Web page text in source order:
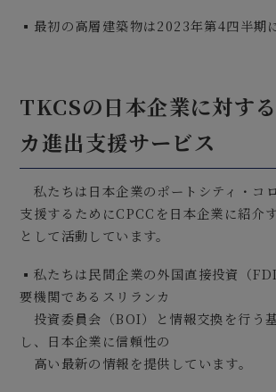
▪最初の高層建築物は2023年第4四半期
TKCSの日本企業に対す
カ進出支援サービス
私たちは日本企業のポートシティ・コ
支援するためにCPCCを日本企業に紹介
として活動しています。
▪私たちは民間企業の外国直接投資（
要機関であるスリランカ
投資委員会（BOI）と情報交換を行う
し、日本企業に信頼性の
高い最新の情報を提供しています。